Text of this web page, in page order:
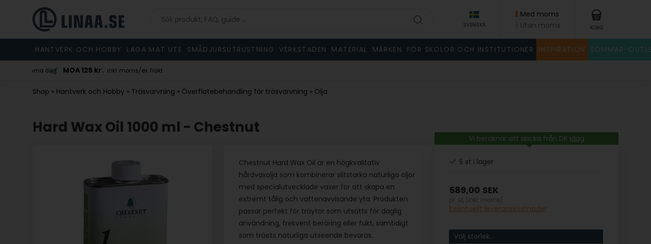
SVENSKA
Med moms
Utan moms
KORG
HANTVERK OCH HOBBY LAGA MAT UTE SMÅDJURSUTRUSTNING VERKSTADEN MATERIAL MÄRKEN FÖR SKOLOR OCH INSTITUTIONER INSPIRATION SOMMAR-
samma dag MOA 125 kr. inkl. moms/ex. frakt
Shop » Hantverk och Hobby » Träsvarvning » Överflatebehandling för träsvarvning » Olja
Hard Wax Oil 1000 ml - Chestnut
Chestnut Hard Wax Oil är en högkvalitativ
hårdvaxolja som kombinerar slitstarka naturliga oljor
med specialutvecklade vaxer för att skapa en
extremt tålig och vattenavvisande yta. Produkten
passar perfekt för träytor som utsätts för daglig
användning, frekvent beröring eller fukt, samtidigt
som träets naturliga utseende bevaras.
5 st i lager
Vi beräknar att skicka från DK idag
589,00 SEK
Eventuellt leveranskostnader
Välj storlek...